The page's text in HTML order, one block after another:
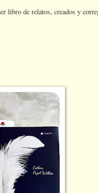
libro de relatos, creados y